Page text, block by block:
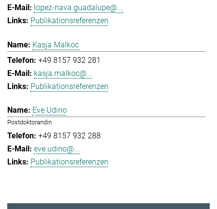
lopez-nava.guadalupe@...
Publikationsreferenzen
Kasja Malkoc
+49 8157 932 281
kasja.malkoc@...
Publikationsreferenzen
Eve Udino
Postdoktorandin
+49 8157 932 288
eve.udino@...
Publikationsreferenzen